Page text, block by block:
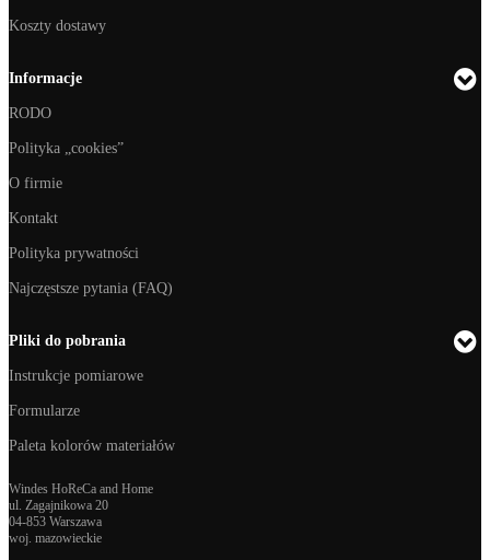
Koszty dostawy
Informacje
RODO
Polityka „cookies”
O firmie
Kontakt
Polityka prywatności
Najczęstsze pytania (FAQ)
Pliki do pobrania
Instrukcje pomiarowe
Formularze
Paleta kolorów materiałów
Windes HoReCa and Home
ul. Zagajnikowa 20
04-853 Warszawa
woj. mazowieckie